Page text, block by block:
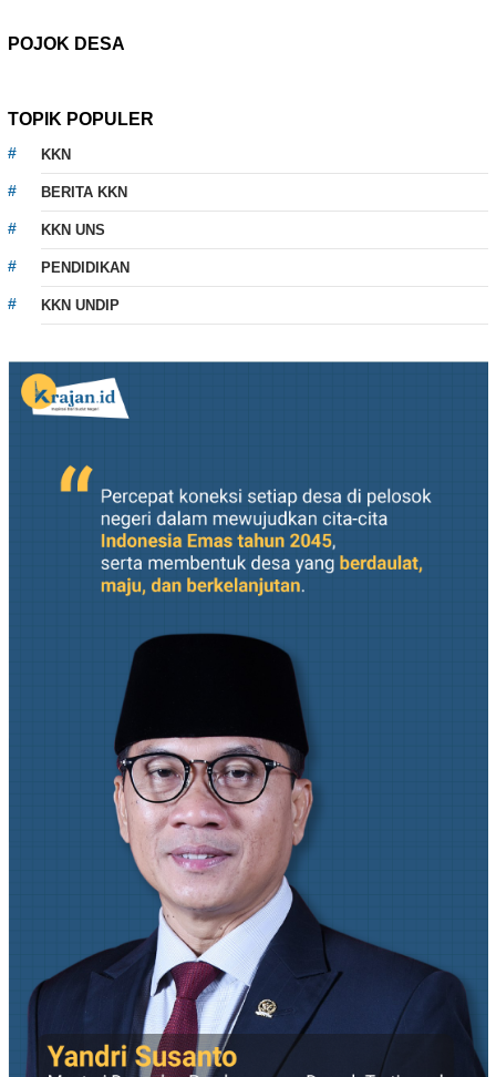
POJOK DESA
TOPIK POPULER
KKN
BERITA KKN
KKN UNS
PENDIDIKAN
KKN UNDIP